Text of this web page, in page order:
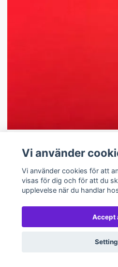
0,63 €
I lager
Vi använder
Vi använder cookies för att
visas för dig och för att du
upplevelse när du handlar
Accept